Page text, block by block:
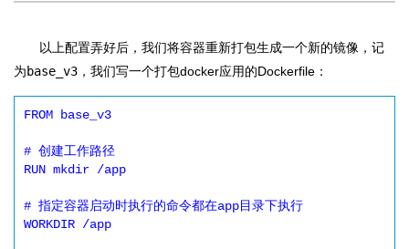
以上配置弄好后，我们将容器重新打包生成一个新的镜像，记
为base_v3 ，我们写一个打包docker应用的Dockerfile：
FROM base_v3
# 创建工作路径
RUN mkdir /app
# 指定容器启动时执行的命令都在app目录下执行
WORKDIR /app